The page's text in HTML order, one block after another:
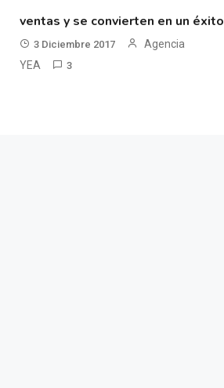
ventas y se convierten en un éxito
3 Diciembre 2017
Agencia
YEA
3